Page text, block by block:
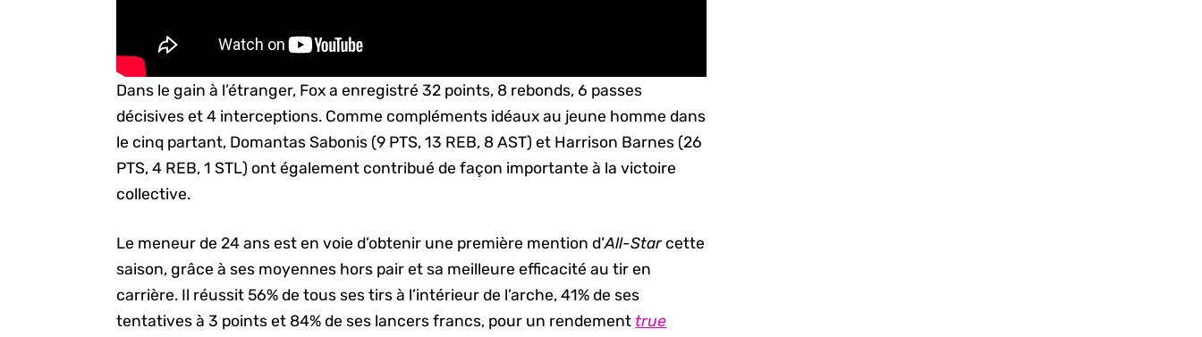
Dans le gain à l’étranger, Fox a enregistré 32 points, 8 rebonds, 6 passes
décisives et 4 interceptions. Comme compléments idéaux au jeune homme dans
le cinq partant, Domantas Sabonis (9 PTS, 13 REB, 8 AST) et Harrison Barnes (26
PTS, 4 REB, 1 STL) ont également contribué de façon importante à la victoire
collective.
Le meneur de 24 ans est en voie d’obtenir une première mention d’All-Starcette
saison, grâce à ses moyennes hors pair et sa meilleure efficacité au tir en
carrière. Il réussit 56% de tous ses tirs à l’intérieur de l’arche, 41% de ses
tentatives à 3 points et 84% de ses lancers francs, pour un rendement true